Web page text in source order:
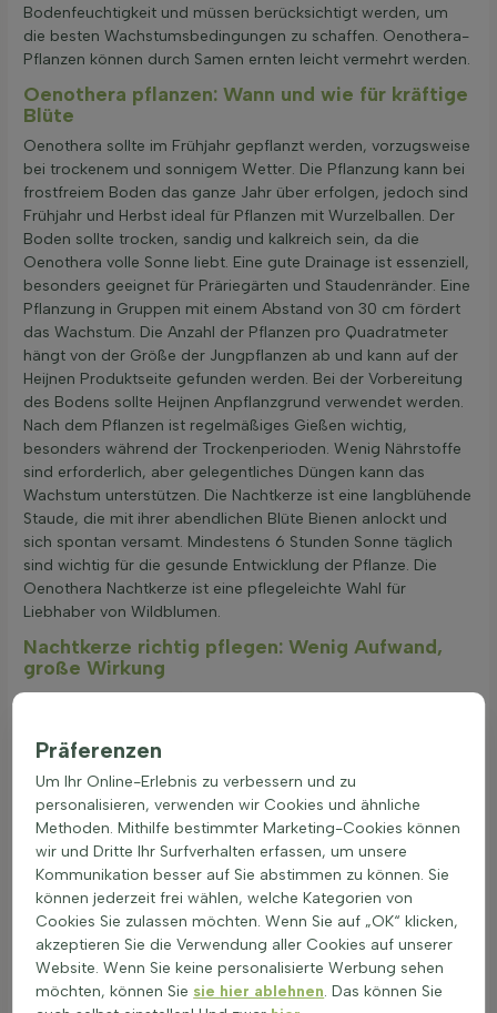
Bodenfeuchtigkeit und müssen berücksichtigt werden, um
die besten Wachstumsbedingungen zu schaffen. Oenothera-
Pflanzen können durch Samen ernten leicht vermehrt werden.
Oenothera pflanzen: Wann und wie für kräftige
Blüte
Oenothera sollte im Frühjahr gepflanzt werden, vorzugsweise
bei trockenem und sonnigem Wetter. Die Pflanzung kann bei
frostfreiem Boden das ganze Jahr über erfolgen, jedoch sind
Frühjahr und Herbst ideal für Pflanzen mit Wurzelballen. Der
Boden sollte trocken, sandig und kalkreich sein, da die
Oenothera volle Sonne liebt. Eine gute Drainage ist essenziell,
besonders geeignet für Präriegärten und Staudenränder. Eine
Pflanzung in Gruppen mit einem Abstand von 30 cm fördert
das Wachstum. Die Anzahl der Pflanzen pro Quadratmeter
hängt von der Größe der Jungpflanzen ab und kann auf der
Heijnen Produktseite gefunden werden. Bei der Vorbereitung
des Bodens sollte Heijnen Anpflanzgrund verwendet werden.
Nach dem Pflanzen ist regelmäßiges Gießen wichtig,
besonders während der Trockenperioden. Wenig Nährstoffe
sind erforderlich, aber gelegentliches Düngen kann das
Wachstum unterstützen. Die Nachtkerze ist eine langblühende
Staude, die mit ihrer abendlichen Blüte Bienen anlockt und
sich spontan versamt. Mindestens 6 Stunden Sonne täglich
sind wichtig für die gesunde Entwicklung der Pflanze. Die
Oenothera Nachtkerze ist eine pflegeleichte Wahl für
Liebhaber von Wildblumen.
Nachtkerze richtig pflegen: Wenig Aufwand,
große Wirkung
Nachtkerze, bekannt für ihre leuchtenden Blüten, ist eine
zu bringen, sind einige einfache Pflegeschritte notwendig.
Regelmäßige Bewässerung ist wichtig, besonders
während der Blütezeit Juni–September. Der Boden sollte
jedoch nicht zu feucht sein.
Der richtige Zeitpunkt zum Schneiden ist nach der Blüte.
Dies fördert neues Wachstum und verlängert die
Blütezeit.
Eine gelegentliche Düngung im Frühjahr kann das
Wachstum unterstützen.
Die Pflanze benötigt volle Sonne und einen gut
durchlässigen Boden. Zu viel Schatten kann das
Präferenzen
Um Ihr Online-Erlebnis zu verbessern und zu
personalisieren, verwenden wir Cookies und ähnliche
Methoden. Mithilfe bestimmter Marketing-Cookies können
wir und Dritte Ihr Surfverhalten erfassen, um unsere
Kommunikation besser auf Sie abstimmen zu können. Sie
können jederzeit frei wählen, welche Kategorien von
Cookies Sie zulassen möchten. Wenn Sie auf „OK“ klicken,
akzeptieren Sie die Verwendung aller Cookies auf unserer
Website. Wenn Sie keine personalisierte Werbung sehen
möchten, können Sie sie hier ablehnen. Das können Sie